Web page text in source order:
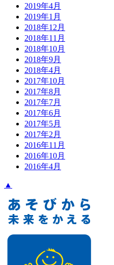
2019年4月
2019年1月
2018年12月
2018年11月
2018年10月
2018年9月
2018年4月
2017年10月
2017年8月
2017年7月
2017年6月
2017年5月
2017年2月
2016年11月
2016年10月
2016年4月
▲